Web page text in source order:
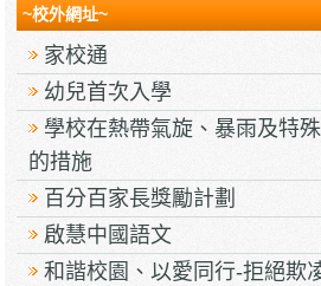
~校外網址~
家校通
幼兒首次入學
學校在熱帶氣旋、暴雨及特
的措施
百分百家長獎勵計劃
啟慧中國語文
和諧校園、以愛同行-拒絕欺